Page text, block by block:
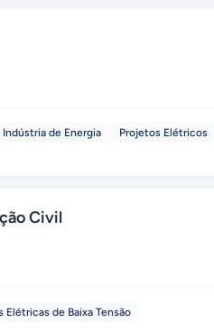
Indústria de Energia Projetos Elétricos
Civil
Elétricas de Baixa Tensão